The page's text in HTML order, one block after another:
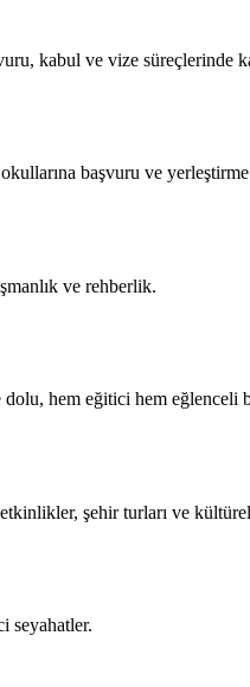
kabul ve vize süreçlerinde
başvuru ve
ve rehberlik.
hem eğitici hem eğlenceli
şehir turları ve
seyahatler.